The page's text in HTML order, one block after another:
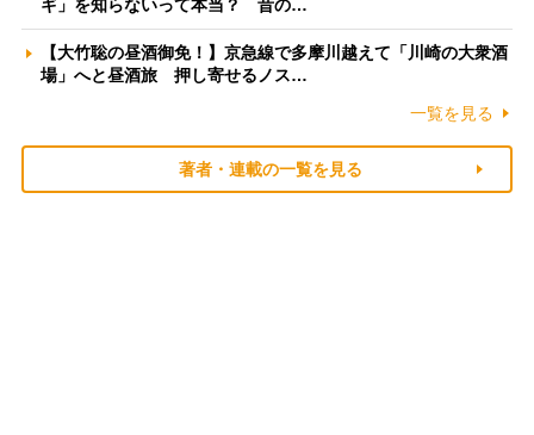
ギ」を知らないって本当？ 昔の…
【大竹聡の昼酒御免！】京急線で多摩川越えて「川崎の大衆酒
場」へと昼酒旅 押し寄せるノス…
一覧を見る
著者・連載の一覧を見る